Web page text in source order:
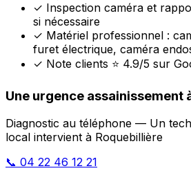
✓ Inspection caméra et
si nécessaire
✓ Matériel professionnel :
furet électrique, caméra
✓ Note clients ⭐ 4.9/5 sur
Une urgence assainissement
Diagnostic au téléphone — Un
local intervient à Roquebillière
📞 04 22 46 12 21